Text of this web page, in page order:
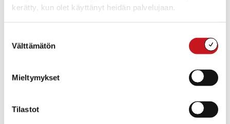
kerätty, kun olet käyttänyt heidän palvelujaan.
valinta
Välttämätön
Mieltymykset
Tilastot